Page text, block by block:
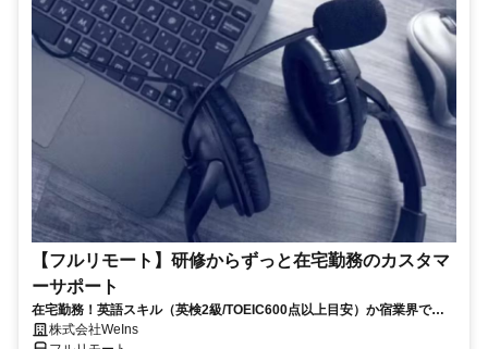
【フルリモート】研修からずっと在宅勤務のカスタマ
ーサポート
在宅勤務！英語スキル（英検2級/TOEIC600点以上目安）か宿業界での
就労経験のいずれか必須★週4〜OK◎
株式会社WeIns